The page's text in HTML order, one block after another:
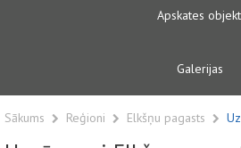
Apskates
Galerijas
Sākums Reģioni Elkšņu pagasts